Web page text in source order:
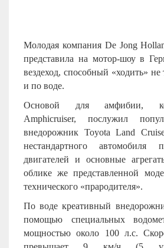
Молодая компания De Jong
представила на мотор-шоу в
вездеход, способный «ходить»
и по воде.
Основой для амфибии,
Amphicruiser, послужил
внедорожник Toyota Land
нестандартного автомобиля
двигателей и основные
облике же представленной
технического «прародителя».
По воде креативный
помощью специальных
мощностью около 100 л.с.